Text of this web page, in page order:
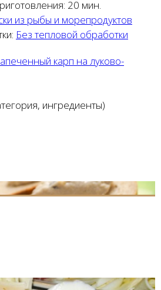
20 мин.
из рыбы и морепродуктов
Без тепловой обработки
карп на луково-
ингредиенты)